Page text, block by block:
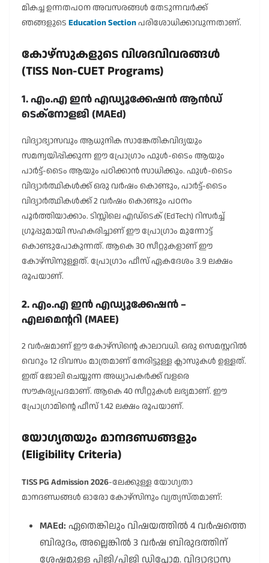
മികച്ച ഉന്നതപഠന അവസരങ്ങൾ തേടുന്നവർക്ക്
ഞങ്ങളുടെ Education Sectionപരിശോധിക്കാവുന്നതാണ്.
കോഴ്സുകളുടെ വിശദവിവരങ്ങൾ
(TISS Non-CUET Programs)
1. എം.എ ഇൻ എഡ്യൂക്കേഷൻ ആൻഡ്
ടെക്നോളജി (MAEd)
വിദ്യാഭ്യാസവും ആധുനിക സാങ്കേതികവിദ്യയും
സമന്വയിപ്പിക്കുന്ന ഈ പ്രോഗ്രാം ഫുൾ-ടൈം ആയും
പാർട്ട്-ടൈം ആയും പഠിക്കാൻ സാധിക്കും. ഫുൾ-ടൈം
വിദ്യാർത്ഥികൾക്ക് ഒരു വർഷം കൊണ്ടും, പാർട്ട്-ടൈം
വിദ്യാർത്ഥികൾക്ക് 2 വർഷം കൊണ്ടും പഠനം
പൂർത്തിയാക്കാം. ടിസ്സിലെ എഡ്‌ടെക് (EdTech) റിസർച്ച്
ഗ്രൂപ്പുമായി സഹകരിച്ചാണ് ഈ പ്രോഗ്രാം മുന്നോട്ട്
കൊണ്ടുപോകുന്നത്. ആകെ 30 സീറ്റുകളാണ് ഈ
കോഴ്സിനുള്ളത്. പ്രോഗ്രാം ഫീസ് ഏകദേശം 3.9 ലക്ഷം
രൂപയാണ്.
2. എം.എ ഇൻ എഡ്യൂക്കേഷൻ –
എലമെന്ററി (MAEE)
2 വർഷമാണ് ഈ കോഴ്സിന്റെ കാലാവധി. ഒരു സെമസ്റ്ററിൽ
വെറും 12 ദിവസം മാത്രമാണ് നേരിട്ടുള്ള ക്ലാസുകൾ ഉള്ളത്.
ഇത് ജോലി ചെയ്യുന്ന അധ്യാപകർക്ക് വളരെ
സൗകര്യപ്രദമാണ്. ആകെ 40 സീറ്റുകൾ ലഭ്യമാണ്. ഈ
പ്രോഗ്രാമിന്റെ ഫീസ് 1.42 ലക്ഷം രൂപയാണ്.
യോഗ്യതയും മാനദണ്ഡങ്ങളും
(Eligibility Criteria)
TISS PG Admission 2026-ലേക്കുള്ള യോഗ്യതാ
മാനദണ്ഡങ്ങൾ ഓരോ കോഴ്സിനും വ്യത്യസ്തമാണ്:
MAEd: ഏതെങ്കിലും വിഷയത്തിൽ 4 വർഷത്തെ
ബിരുദം, അല്ലെങ്കിൽ 3 വർഷ ബിരുദത്തിന്
ശേഷമുള്ള പിജി/പിജി ഡിപ്ലോമ. വിദ്യാഭ്യാസ